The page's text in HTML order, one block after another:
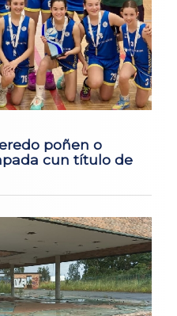
poñen o
cun título de